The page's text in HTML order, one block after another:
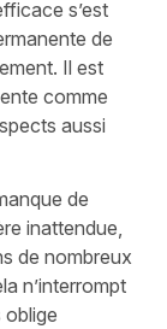
s’est
de
Il est
comme
aussi
de
inattendue,
de nombreux
n’interrompt
oblige